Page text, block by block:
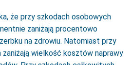
że przy szkodach osobowych
zaniżają procentowo
na zdrowiu. Natomiast przy
wielkość kosztów naprawy